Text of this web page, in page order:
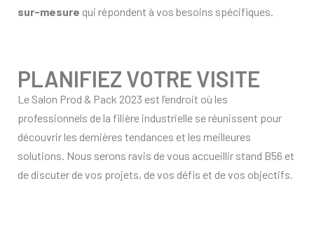
sur-mesure qui répondent à vos besoins spécifiques.
PLANIFIEZ VOTRE VISITE
Le Salon Prod & Pack 2023 est l’endroit où les
professionnels de la filière industrielle se réunissent pour
découvrir les dernières tendances et les meilleures
solutions. Nous serons ravis de vous accueillir stand B56 et
de discuter de vos projets, de vos défis et de vos objectifs.